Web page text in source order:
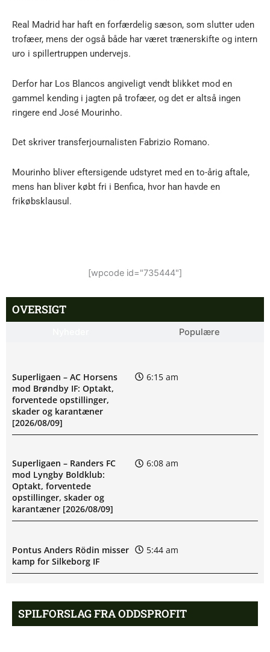
Real Madrid har haft en forfærdelig sæson, som slutter uden
trofæer, mens der også både har været trænerskifte og intern
uro i spillertruppen undervejs.
Derfor har Los Blancos angiveligt vendt blikket mod en
gammel kending i jagten på trofæer, og det er altså ingen
ringere end José Mourinho.
Det skriver transferjournalisten Fabrizio Romano.
Mourinho bliver eftersigende udstyret med en to-årig aftale,
mens han bliver købt fri i Benfica, hvor han havde en
frikøbsklausul.
[wpcode id="735444"]
OVERSIGT
Populære
Superligaen – AC Horsens
mod Brøndby IF: Optakt,
forventede opstillinger,
skader og karantæner
[2026/08/09]
6:15 am
Superligaen – Randers FC
mod Lyngby Boldklub:
Optakt, forventede
opstillinger, skader og
karantæner [2026/08/09]
6:08 am
Pontus Anders Rödin misser
kamp for Silkeborg IF
5:44 am
1. Division – Hvidovre IF mod
Esbjerg fB: Optakt
[2026/08/09]
5:31 am
SPILFORSLAG FRA ODDSPROFIT